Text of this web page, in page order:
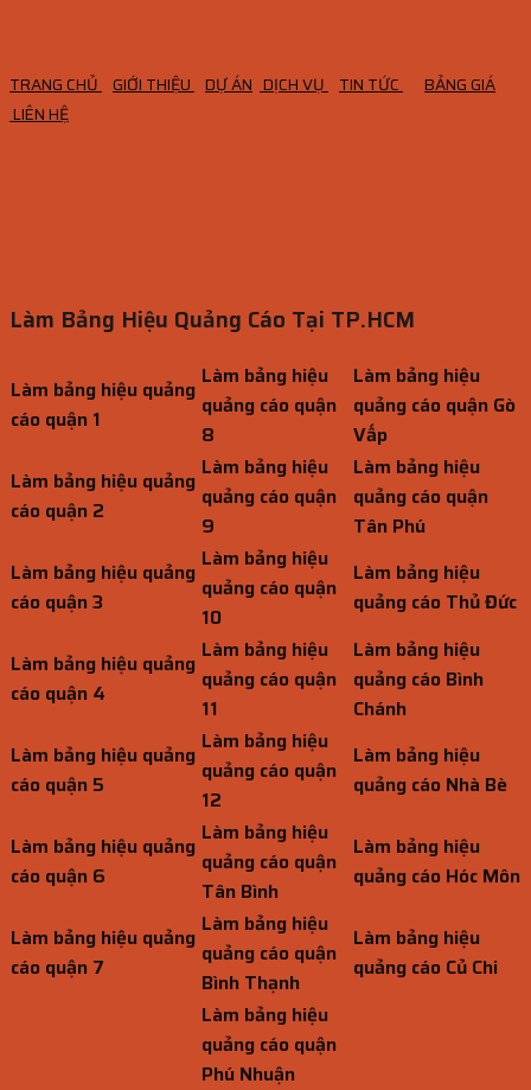
TRANG CHỦ GIỚI THIỆU DỰ ÁN DỊCH VỤ TIN TỨC
BẢNG GIÁ
LIÊN HỆ
Làm Bảng Hiệu Quảng Cáo Tại TP.HCM
Làm bảng hiệu quảng
cáo quận 1
Làm bảng hiệu
quảng cáo quận
8
Làm bảng hiệu
quảng cáo quận Gò
Vấp
Làm bảng hiệu quảng
cáo quận 2
Làm bảng hiệu
quảng cáo quận
9
Làm bảng hiệu
quảng cáo quận
Tân Phú
Làm bảng hiệu quảng
cáo quận 3
Làm bảng hiệu
quảng cáo quận
10
Làm bảng hiệu
quảng cáo Thủ Đức
Làm bảng hiệu quảng
cáo quận 4
Làm bảng hiệu
quảng cáo quận
11
Làm bảng hiệu
quảng cáo Bình
Chánh
Làm bảng hiệu quảng
cáo quận 5
Làm bảng hiệu
quảng cáo quận
12
Làm bảng hiệu
quảng cáo Nhà Bè
Làm bảng hiệu quảng
cáo quận 6
Làm bảng hiệu
quảng cáo quận
Tân Bình
Làm bảng hiệu
quảng cáo Hóc Môn
Làm bảng hiệu quảng
cáo quận 7
Làm bảng hiệu
quảng cáo quận
Bình Thạnh
Làm bảng hiệu
quảng cáo Củ Chi
Làm bảng hiệu
quảng cáo quận
Phú Nhuận